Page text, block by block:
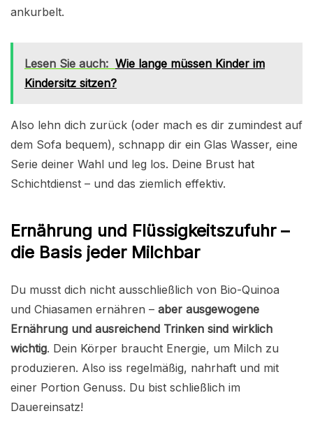
ankurbelt.
Lesen Sie auch: Wie lange müssen Kinder im
Kindersitz sitzen?
Also lehn dich zurück (oder mach es dir zumindest auf
dem Sofa bequem), schnapp dir ein Glas Wasser, eine
Serie deiner Wahl und leg los. Deine Brust hat
Schichtdienst – und das ziemlich effektiv.
Ernährung und Flüssigkeitszufuhr –
die Basis jeder Milchbar
Du musst dich nicht ausschließlich von Bio-Quinoa
und Chiasamen ernähren – aber ausgewogene
Ernährung und ausreichend Trinken sind wirklich
wichtig. Dein Körper braucht Energie, um Milch zu
produzieren. Also iss regelmäßig, nahrhaft und mit
einer Portion Genuss. Du bist schließlich im
Dauereinsatz!